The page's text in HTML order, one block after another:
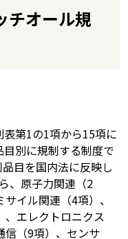
チオール規
第1の1項から15項に
別に規制する制度で
目を国内法に反映し
、原子力関連（2
イル関連（4項）、
エレクトロニクス
信（9項）、センサ